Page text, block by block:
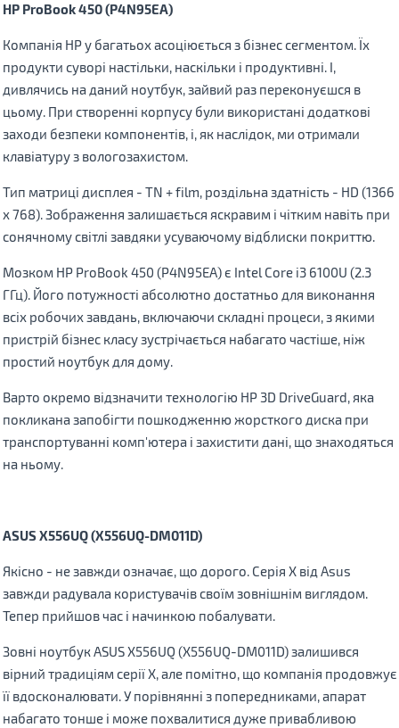
HP ProBook450 (P4N95EA)
Компанія HP у багатьох асоціюється з бізнес сегментом. Їх
продукти суворі настільки, наскільки і продуктивні. І,
дивлячись на даний ноутбук, зайвий раз переконуєшся в
цьому. При створенні корпусу були використані додаткові
заходи безпеки компонентів, і, як наслідок, ми отримали
клавіатуру з вологозахистом.
Тип матриці дисплея - TN + film, роздільна здатнiсть - HD (1366
х 768). Зображення залишається яскравим і чітким навіть при
сонячному світлі завдяки усуваючому відблиски покриттю.
Мозком HP ProBook 450 (P4N95EA) є Intel Core i3 6100U (2.3
ГГц). Його потужності абсолютно достатньо для виконання
всіх робочих завдань, включаючи складні процеси, з якими
пристрій бізнес класу зустрічається набагато частіше, ніж
простий ноутбук для дому.
Варто окремо відзначити технологію HP 3D DriveGuard, яка
покликана запобігти пошкодженню жорсткого диска при
транспортуванні комп'ютера і захистити дані, що знаходяться
на ньому.
ASUS X556UQ(X556UQ-DM011D)
Якісно - не завжди означає, що дорого. Серія Х від Asus
завжди радувала користувачів своїм зовнішнім виглядом.
Тепер прийшов час і начинкою побалувати.
Зовні ноутбук ASUS X556UQ (X556UQ-DM011D) залишився
вірний традиціям серії Х, але помітно, що компанія продовжує
її вдосконалювати. У порівнянні з попередниками, апарат
набагато тонше і може похвалитися дуже привабливою